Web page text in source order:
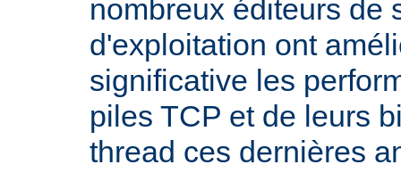
nombreux éditeurs de
d'exploitation ont
significative les
piles TCP et de leurs
thread ces dernières